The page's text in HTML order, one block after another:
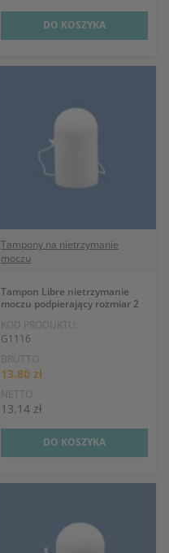
DO KOSZYKA
Tampony na nietrzymanie
moczu
Tampon Libre nietrzymanie
moczu podpierający rozmiar 2
KOD PRODUKTU:
G1116
BRUTTO
13.80 zł
NETTO
13.14 zł
DO KOSZYKA